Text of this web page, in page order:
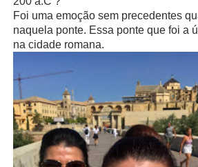
Foi uma emoção sem precedentes
naquela ponte. Essa ponte que foi a
na cidade romana.